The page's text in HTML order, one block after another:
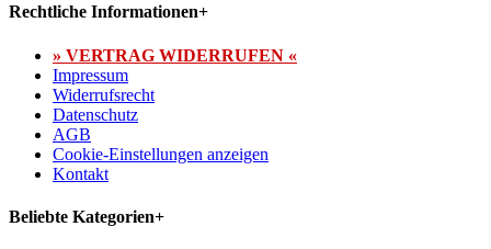
Rechtliche Informationen+
» VERTRAG WIDERRUFEN «
Impressum
Widerrufsrecht
Datenschutz
AGB
Cookie-Einstellungen anzeigen
Kontakt
Beliebte Kategorien+